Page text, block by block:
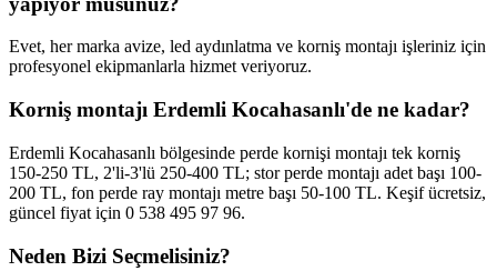
Evet, her marka avize, led aydınlatma ve korniş montajı işleriniz için
profesyonel ekipmanlarla hizmet veriyoruz.
Korniş montajı Erdemli Kocahasanlı'de ne kadar?
Erdemli Kocahasanlı bölgesinde perde kornişi montajı tek korniş
150-250 TL, 2'li-3'lü 250-400 TL; stor perde montajı adet başı 100-
200 TL, fon perde ray montajı metre başı 50-100 TL. Keşif ücretsiz,
güncel fiyat için 0 538 495 97 96.
Neden Bizi Seçmelisiniz?